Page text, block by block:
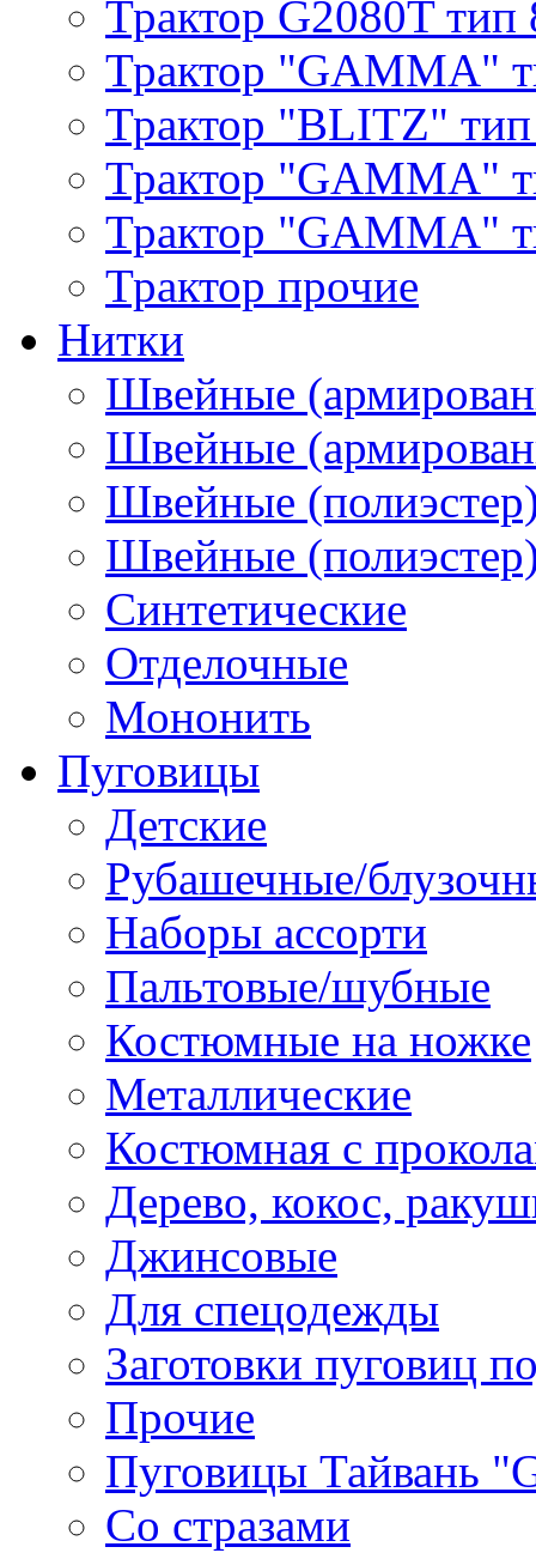
Трактор G2080T тип
Трактор "GAMMA"
Трактор "BLITZ"
Трактор "GAMMA"
Трактор "GAMMA"
Трактор прочие
Нитки
Швейные
Швейные
Швейные
Швейные
Синтетические
Отделочные
Мононить
Пуговицы
Детские
Рубашечные/
Наборы ассорти
Пальтовые/шубные
Костюмные на ножке
Металлические
Костюмная с
Дерево, кокос,
Джинсовые
Для спецодежды
Заготовки пуговиц
Прочие
Пуговицы Тайвань
Со стразами